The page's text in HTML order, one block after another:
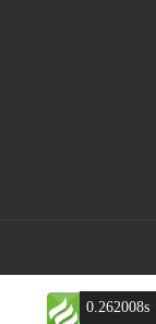
0.262008s